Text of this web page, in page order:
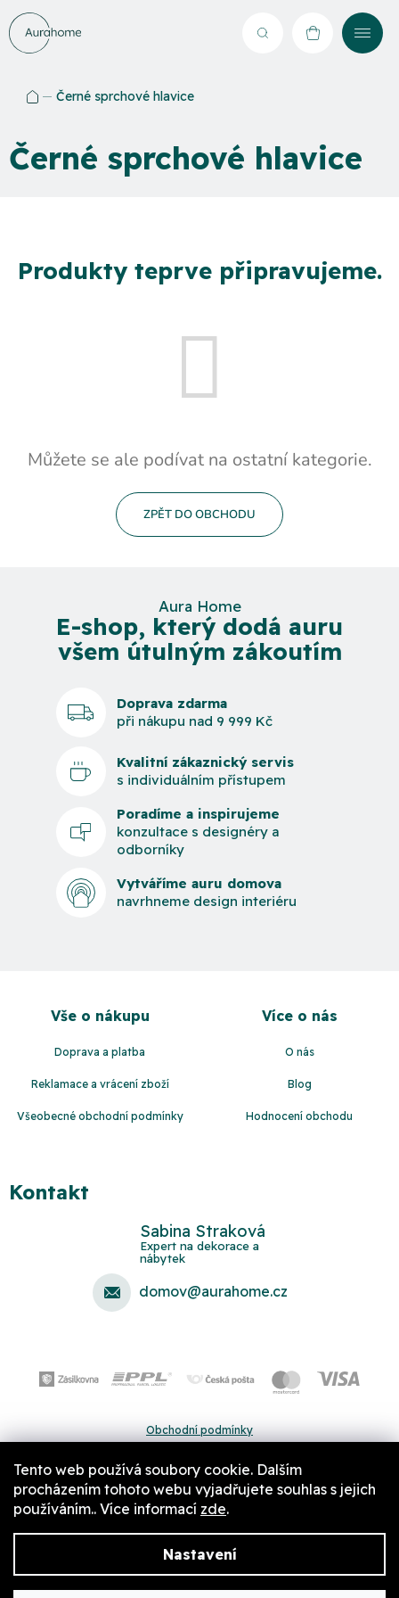
Tento web používá soubory cookie. Dalším
procházením tohoto webu vyjadřujete souhlas s jejich
používáním.. Více informací zde.
Nastavení
Přejít
na
obsah
Hledat NÁKUPNÍ
Černé sprchové hlavice
Černé sprchové hlavice
Produkty teprve připravujeme.
Můžete se ale podívat na ostatní kategorie.
ZPĚT DO OBCHODU
Aura Home
E-shop, který dodá auru
všem útulným zákoutím
Doprava zdarma
při nákupu nad 9 999 Kč
Kvalitní zákaznický servis
s individuálním přístupem
Poradíme a inspirujeme
konzultace s designéry a
odborníky
Vytváříme auru domova
navrhneme design interiéru
Vše o nákupu
Doprava a platba
Reklamace a vrácení zboží
Všeobecné obchodní podmínky
Více o nás
O nás
Blog
Hodnocení obchodu
Kontakt
Sabina Straková
domov@aurahome.cz
Obchodní podmínky
Pravidla a nastavení cookies
Copyright 2026Aurahome.cz. Všechna práva vyhrazena.